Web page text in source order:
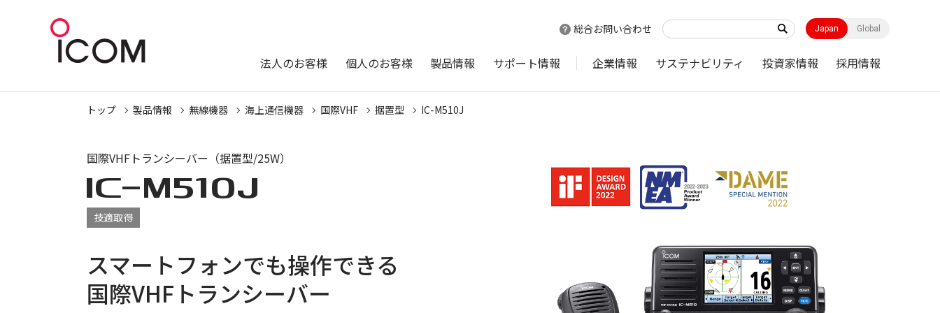
総合お問い合わせ Japan Global
法人のお客様 個人のお客様 製品情報 サポート情報 企業情報 サステナビリティ 投資家情報 採用情報
トップ 製品情報 無線機器 海上通信機器 国際VHF 据置型 IC-M510J
国際VHFトランシーバー（据置型/25W）
IC-M510J
技適取得
スマートフォンでも操作できる
国際VHFトランシーバー